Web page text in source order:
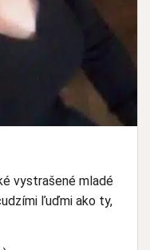
vystrašené mladé
ľuďmi ako ty,